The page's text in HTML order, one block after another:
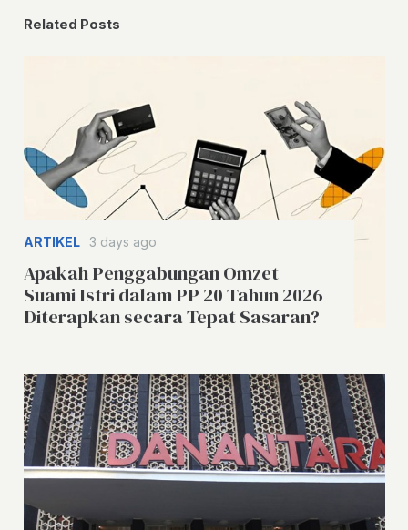
Related Posts
ARTIKEL 3 days ago
Apakah Penggabungan Omzet
Suami Istri dalam PP 20 Tahun 2026
Diterapkan secara Tepat Sasaran?